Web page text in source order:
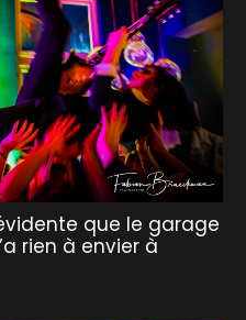
que le garage
rien à envier à